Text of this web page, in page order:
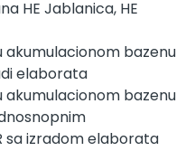
HE Jablanica, HE
akumulacionom bazenu
elaborata
akumulacionom bazenu
sa izradom elaborata